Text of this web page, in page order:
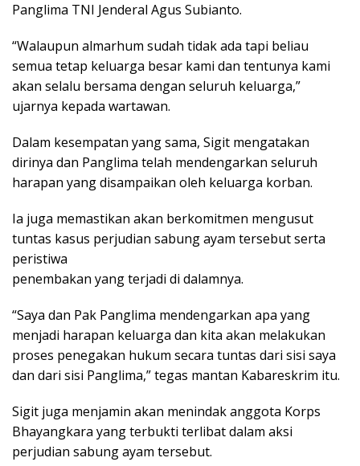
Panglima TNI Jenderal Agus Subianto.
“Walaupun almarhum sudah tidak ada tapi beliau
semua tetap keluarga besar kami dan tentunya kami
akan selalu bersama dengan seluruh keluarga,”
ujarnya kepada wartawan.
Dalam kesempatan yang sama, Sigit mengatakan
dirinya dan Panglima telah mendengarkan seluruh
harapan yang disampaikan oleh keluarga korban.
Ia juga memastikan akan berkomitmen mengusut
tuntas kasus perjudian sabung ayam tersebut serta
peristiwa
penembakan yang terjadi di dalamnya.
“Saya dan Pak Panglima mendengarkan apa yang
menjadi harapan keluarga dan kita akan melakukan
proses penegakan hukum secara tuntas dari sisi saya
dan dari sisi Panglima,” tegas mantan Kabareskrim itu.
Sigit juga menjamin akan menindak anggota Korps
Bhayangkara yang terbukti terlibat dalam aksi
perjudian sabung ayam tersebut.